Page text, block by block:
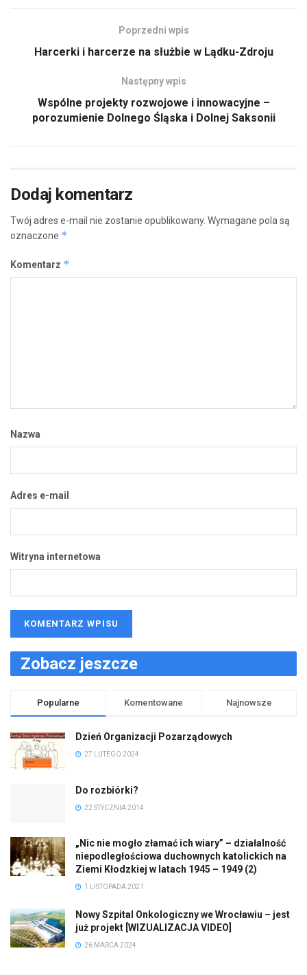
Poprzedni wpis
Harcerki i harcerze na służbie w Lądku-Zdroju
Następny wpis
Wspólne projekty rozwojowe i innowacyjne –
porozumienie Dolnego Śląska i Dolnej Saksonii
Dodaj komentarz
Twój adres e-mail nie zostanie opublikowany. Wymagane pola są
oznaczone *
Komentarz *
Nazwa
Adres e-mail
Witryna internetowa
Zobacz jeszcze
Popularne Komentowane Najnowsze
Dzień Organizacji Pozarządowych
27 LUTEGO 2024
Do rozbiórki?
22 STYCZNIA 2014
„Nic nie mogło złamać ich wiary” – działalność
niepodległościowa duchownych katolickich na
Ziemi Kłodzkiej w latach 1945 – 1949 (2)
1 LISTOPADA 2021
Nowy Szpital Onkologiczny we Wrocławiu – jest
już projekt [WIZUALIZACJA VIDEO]
26 MARCA 2024